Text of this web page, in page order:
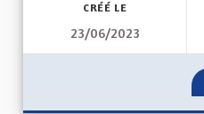
CRÉÉ LE
23/06/2023